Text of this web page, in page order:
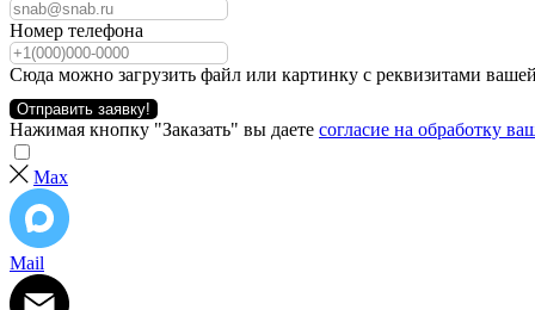
Номер телефона
Сюда можно загрузить файл или картинку с реквизитами
Отправить заявку!
Нажимая кнопку "Заказать" вы даете согласие на обработку
Max
Mail